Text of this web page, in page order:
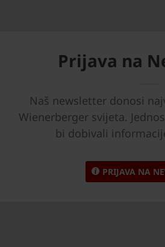
Prijava na
Naš newsletter donosi
Wienerberger svijeta.
bi dobivali
PRIJAVA NA